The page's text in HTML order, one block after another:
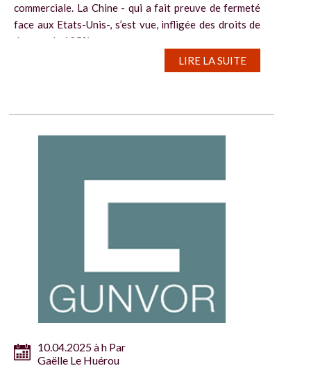
commerciale. La Chine - qui a fait preuve de fermeté
face aux Etats-Unis-, s’est vue, infligée des droits de
douane de 125%,...
LIRE LA SUITE
10.04.2025 à h Par
Gaëlle Le Huérou